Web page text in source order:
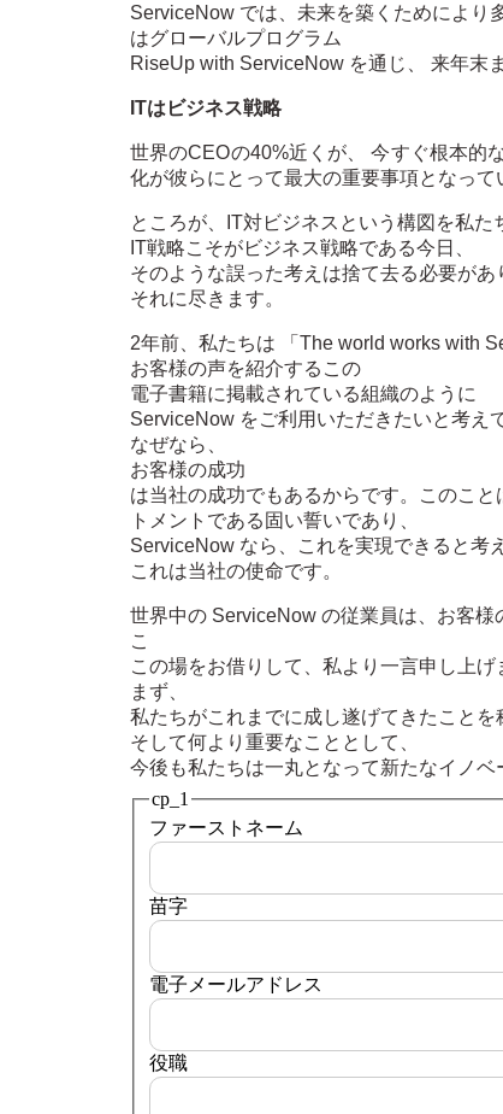
ServiceNow では、未来を築くためにより
はグローバルプログラム
RiseUp with ServiceNow を通じ、 来年末
ITはビジネス戦略
世界のCEOの40%近くが、 今すぐ根本的
化が彼らにとって最大の重要事項となって
ところが、IT対ビジネスという構図を私
IT戦略こそがビジネス戦略である今日、
そのような誤った考えは捨て去る必要があ
それに尽きます。
2年前、私たちは 「The world works with
お客様の声を紹介するこの
電子書籍に掲載されている組織のように
ServiceNow をご利用いただきたいと考え
なぜなら、
お客様の成功
は当社の成功でもあるからです。このこ
トメントである固い誓いであり、
ServiceNow なら、これを実現できると考
これは当社の使命です。
世界中の ServiceNow の従業員は、お客様
こ
この場をお借りして、私より一言申し上げ
まず、
私たちがこれまでに成し遂げてきたことを
そして何より重要なこととして、
今後も私たちは一丸となって新たなイノベ
cp_1
ファーストネーム
苗字
電子メールアドレス
役職